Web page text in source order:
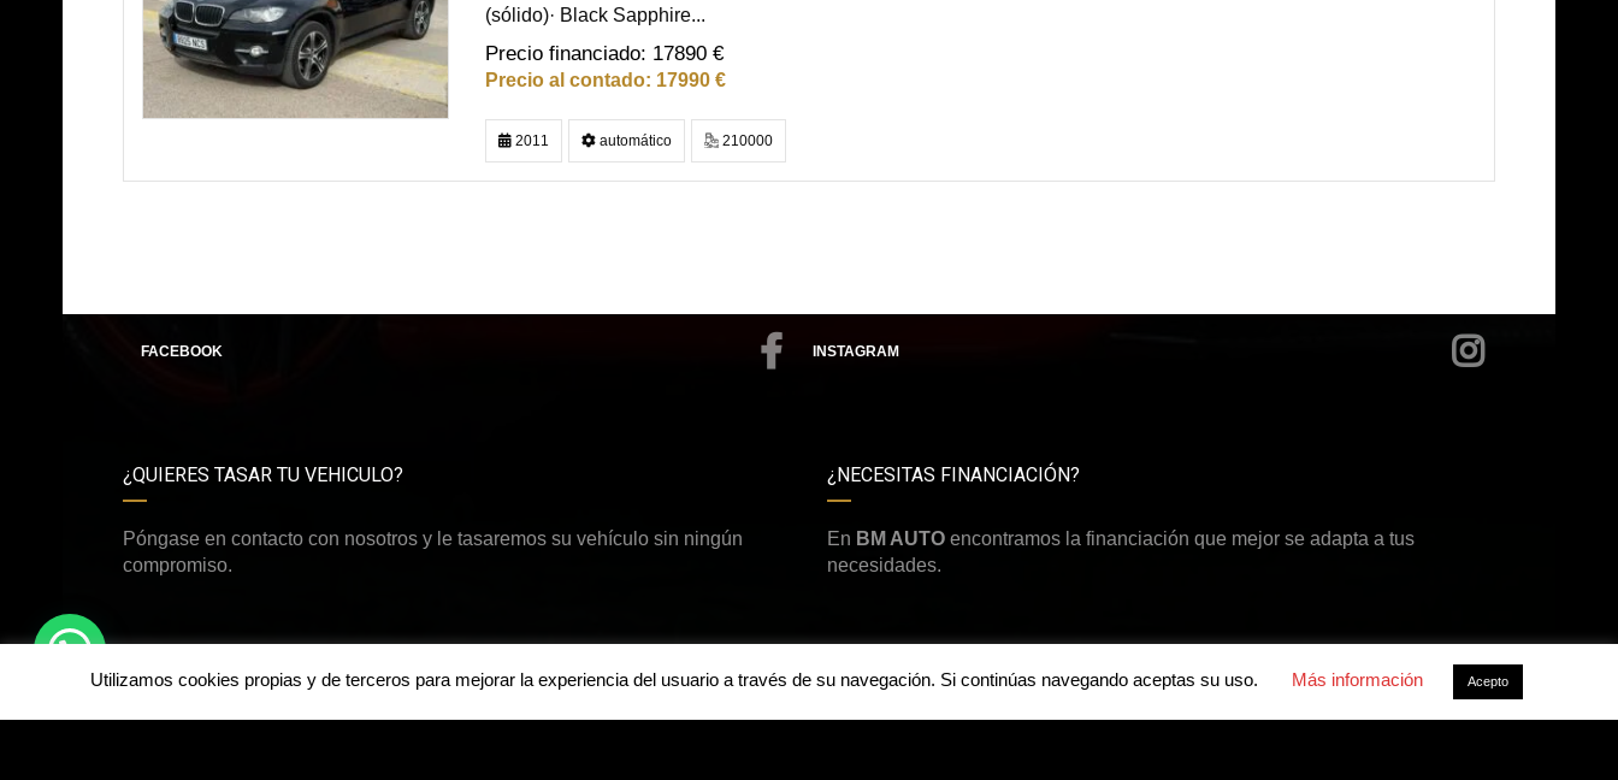
(sólido)· Black Sapphire...
17890 €
17990 €
2011 automático 210000
FACEBOOK INSTAGRAM
¿QUIERES TASAR TU VEHICULO?
Póngase en contacto con nosotros y le tasaremos su vehículo sin ningún
compromiso.
¿NECESITAS FINANCIACIÓN?
En BM AUTO encontramos la financiación que mejor se adapta a tus
necesidades.
Utilizamos cookies propias y de terceros para mejorar la experiencia del usuario a través de su navegación. Si continúas navegando aceptas su uso. Más información Acepto